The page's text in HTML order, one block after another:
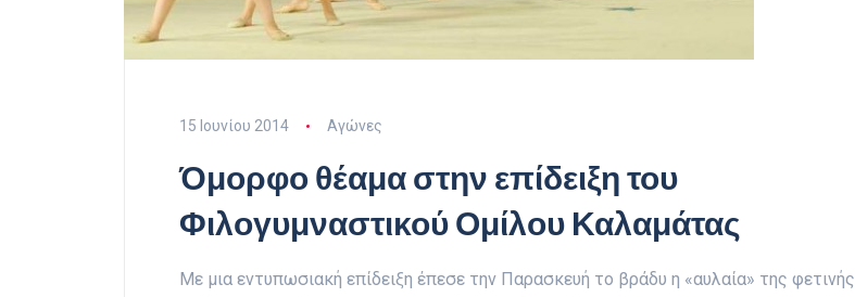
15 Ιουνίου 2014 Αγώνες
Όμορφο θέαμα στην επίδειξη του
Φιλογυμναστικού Ομίλου Καλαμάτας
Με μια εντυπωσιακή επίδειξη έπεσε την Παρασκευή το βράδυ η «αυλαία» της φετινής